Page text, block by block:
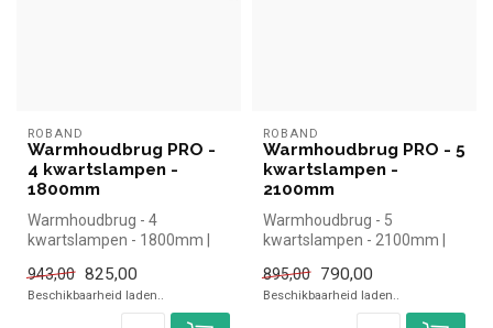
ROBAND
Warmhoudbrug PRO -
4 kwartslampen -
1800mm
Warmhoudbrug - 4
kwartslampen - 1800mm |
de horeca....
943,00 825,00
Beschikbaarheid laden..
ROBAND
Warmhoudbrug PRO - 5
kwartslampen -
2100mm
Warmhoudbrug - 5
kwartslampen - 2100mm |
de horeca....
895,00 790,00
Beschikbaarheid laden..